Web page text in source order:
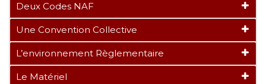
Deux Codes NAF
Une Convention Collective
L’environnement Règlementaire
Le Matériel